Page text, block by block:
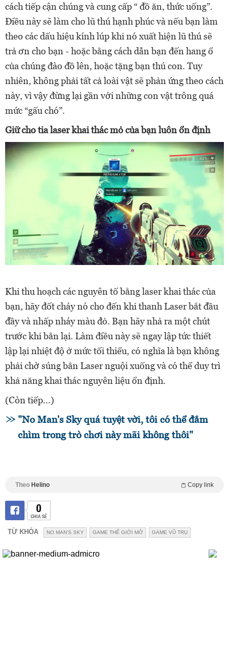
cách tiếp cận chúng và cung cấp “ đồ ăn, thức uống”.
Điều này sẽ làm cho lũ thú hạnh phúc và nếu bạn làm
theo các dấu hiệu kính lúp khi nó xuất hiện lũ thú sẽ
trả ơn cho bạn - hoặc bằng cách dẫn bạn đến hang ổ
của chúng đào đồ lên, hoặc tặng bạn thú con. Tuy
nhiên, không phải tất cả loài vật sẽ phản ứng theo cách
này, vì vậy đừng lại gần với những con vật trông quá
mức “gấu chó”.
Giữ cho tia laser khai thác mỏ của bạn luôn ổn định
Khi thu hoạch các nguyên tố bằng laser khai thác của
bạn, hãy đốt cháy nó cho đến khi thanh Laser bắt đầu
đầy và nhấp nháy màu đỏ. Bạn hãy nhả ra một chút
trước khi bắn lại. Làm điều này sẽ ngay lập tức thiết
lập lại nhiệt độ ở mức tối thiểu, có nghĩa là bạn không
phải chờ súng bắn Laser nguội xuống và có thể duy trì
khả năng khai thác nguyên liệu ổn định.
(Còn tiếp...)
"No Man's Sky quá tuyệt vời, tôi có thể đắm
chìm trong trò chơi này mãi không thôi"
Theo Helino Copy link
0
CHIA SẺ
TỪ KHÓA NO MAN'S SKY GAME THẾ GIỚI MỞ GAME VŨ TRỤ